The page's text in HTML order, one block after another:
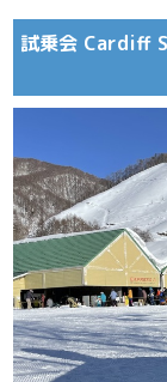
試乗会 Cardiff